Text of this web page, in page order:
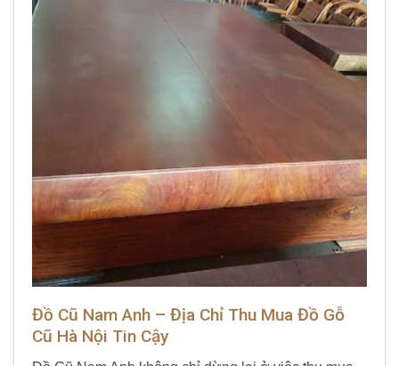
Đồ Cũ Nam Anh – Địa Chỉ Thu Mua Đồ Gỗ
Cũ Hà Nội Tin Cậy